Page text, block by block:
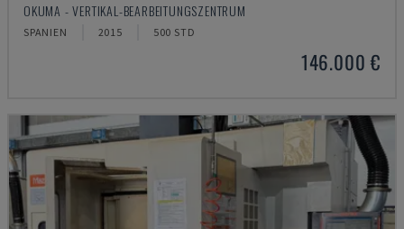
OKUMA - VERTIKAL-BEARBEITUNGSZENTRUM
SPANIEN 2015 500 STD
146.000 €